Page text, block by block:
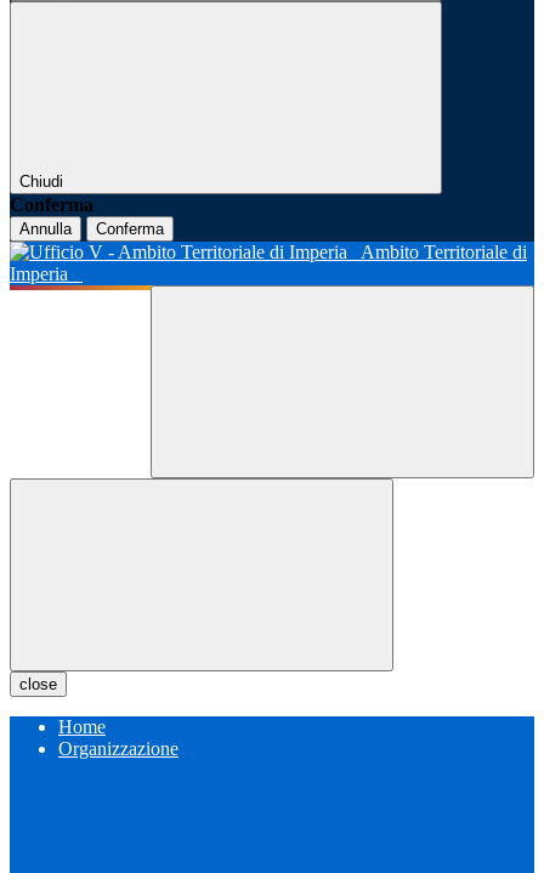
Chiudi
Conferma
Annulla Conferma
Ambito Territoriale di
Imperia
close
Home
Organizzazione